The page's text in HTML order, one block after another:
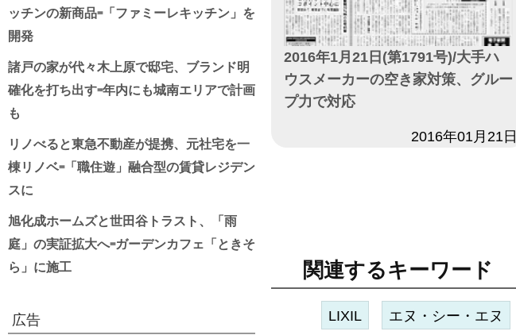
2016年1月21日(第1791号)/大手ハ
ウスメーカーの空き家対策、グルー
プ力で対応
2016年01月21日
関連するキーワード
LIXIL エヌ・シー・エヌ
ッチンの新商品=「ファミーレキッチン」を
開発
諸戸の家が代々木上原で邸宅、ブランド明
確化を打ち出す=年内にも城南エリアで計画
も
リノべると東急不動産が提携、元社宅を一
棟リノベ=「職住遊」融合型の賃貸レジデン
スに
旭化成ホームズと世田谷トラスト、「雨
庭」の実証拡大へ=ガーデンカフェ「ときそ
ら」に施工
広告